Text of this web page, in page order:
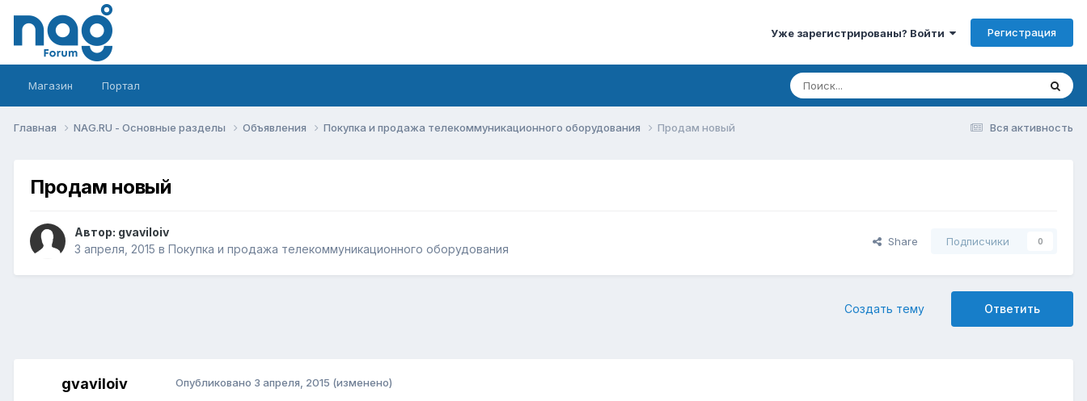
Уже зарегистрированы? Войти Регистрация
Магазин Портал
Вся активность
Главная NAG.RU - Основные разделы Объявления Покупка и продажа телекоммуникационного оборудования Продам новый
Продам новый
Автор: gvaviloiv
3 апреля, 2015 в Покупка и продажа телекоммуникационного оборудования
Share Подписчики 0
Ответить
Создать тему
gvaviloiv Опубликовано 3 апреля, 2015 (изменено)